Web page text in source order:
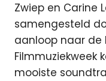
Zwiep en Carine
samengesteld
aanloop naar de
Filmmuziekweek
mooiste